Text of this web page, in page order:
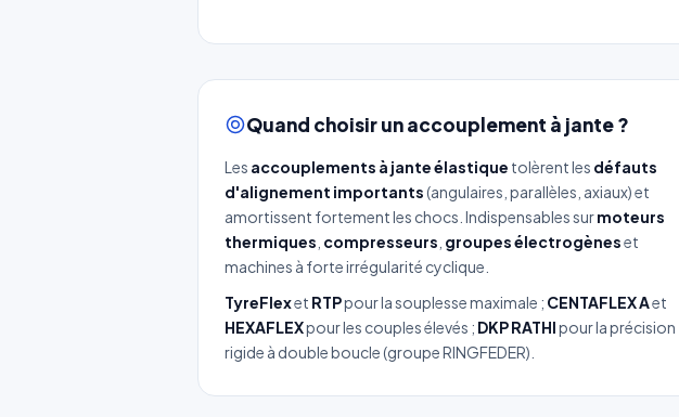
Quand choisir un accouplement à jante ?
Les accouplements à jante élastique tolèrent les défauts
d'alignement importants(angulaires, parallèles, axiaux) et
amortissent fortement les chocs. Indispensables surmoteurs
thermiques compresseurs groupes électrogèneset
machines à forte irrégularité cyclique.
TyreFlexet RTPpour la souplesse maximale ; CENTAFLEX Aet
HEXAFLEXpour les couples élevés ; DKP RATHIpour la précision
rigide à double boucle (groupe RINGFEDER).